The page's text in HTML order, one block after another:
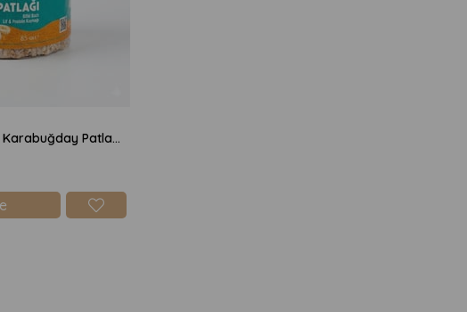
Terra Verde Organik Karabuğday Patlağı 85gr